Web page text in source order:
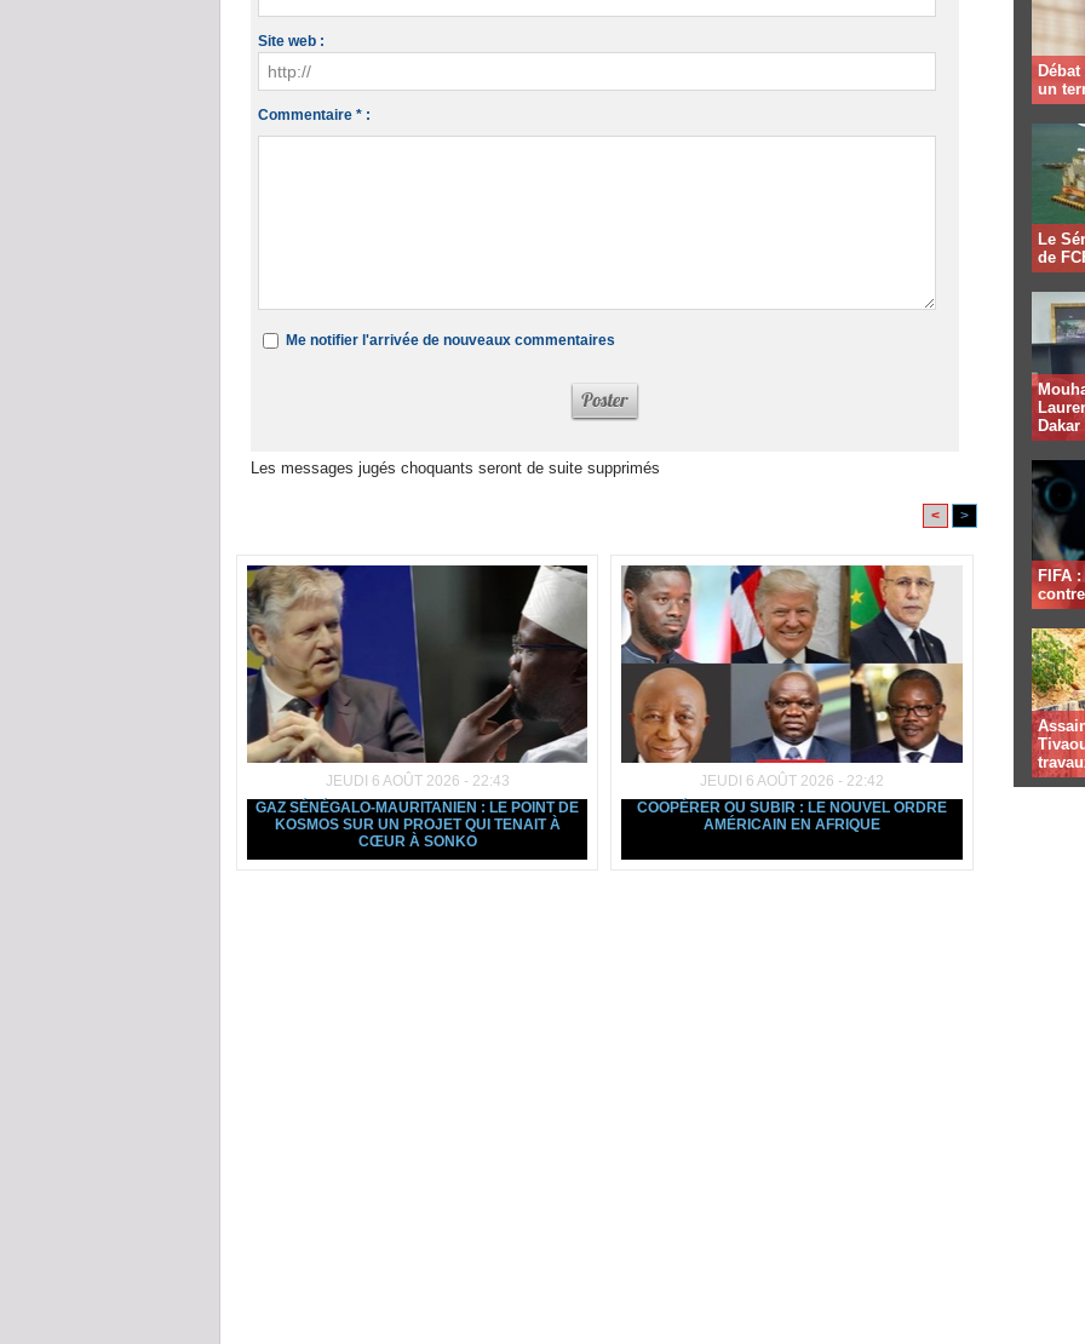
Site web :
Commentaire * :
Me notifier l'arrivée de nouveaux commentaires
Les messages jugés choquants seront de suite supprimés
< >
JEUDI 6 AOÛT 2026 - 22:43
GAZ SÉNÉGALO-MAURITANIEN : LE POINT DE
KOSMOS SUR UN PROJET QUI TENAIT À
CŒUR À SONKO
JEUDI 6 AOÛT 2026 - 22:42
COOPÉRER OU SUBIR : LE NOUVEL ORDRE
AMÉRICAIN EN AFRIQUE
un
Le
de
Dakar
FIFA